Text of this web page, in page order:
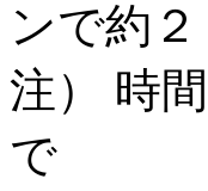
ンで約
注） 時
で